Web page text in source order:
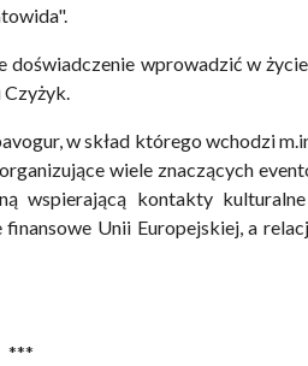
wprowadzić w
w skład którego wchodzi
wiele znaczących
wspierającą kontakty
Unii Europejskiej, a
***